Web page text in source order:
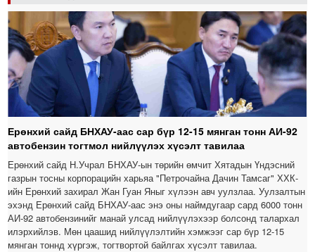
Ерөнхий сайд БНХАУ-аас сар бүр 12-15 мянган тонн АИ-92
автобензин тогтмол нийлүүлэх хүсэлт тавилаа
Ерөнхий сайд Н.Учрал БНХАУ-ын төрийн өмчит Хятадын Үндэсний
газрын тосны корпорацийн харьяа "Петрочайна Дачин Тамсаг" ХХК-
ийн Ерөнхий захирал Жан Гуан Яныг хүлээн авч уулзлаа. Уулзалтын
эхэнд Ерөнхий сайд БНХАУ-аас энэ оны наймдугаар сард 6000 тонн
АИ-92 автобензинийг манай улсад нийлүүлэхээр болсонд талархал
илэрхийлэв. Мөн цаашид нийлүүлэлтийн хэмжээг сар бүр 12-15
мянган тоннд хүргэж, тогтвортой байлгах хүсэлт тавилаа.